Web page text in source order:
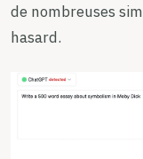
de nombreuses
hasard.